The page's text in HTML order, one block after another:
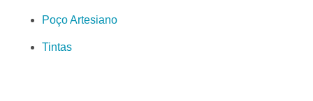
Poço Artesiano
Tintas